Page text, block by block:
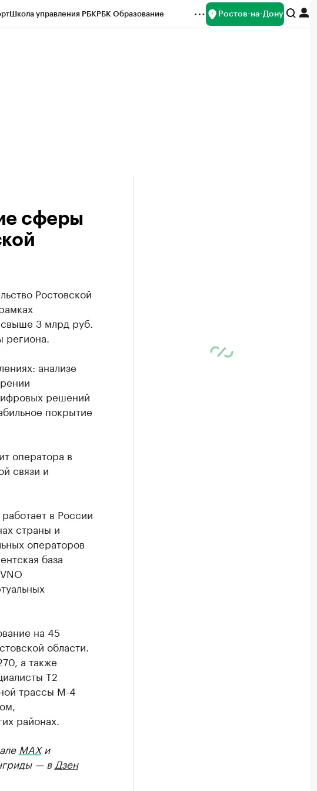
Школа управления РБКРБК Образование Ростов-на-Дону
сферы
Ростовской
3 млрд руб.
анализе
решений
покрытие
оператора в
связи и
в России
страны и
операторов
база
на 45
области.
а также
T2
трассы М-4
районах.
MAXи
— в Дзен